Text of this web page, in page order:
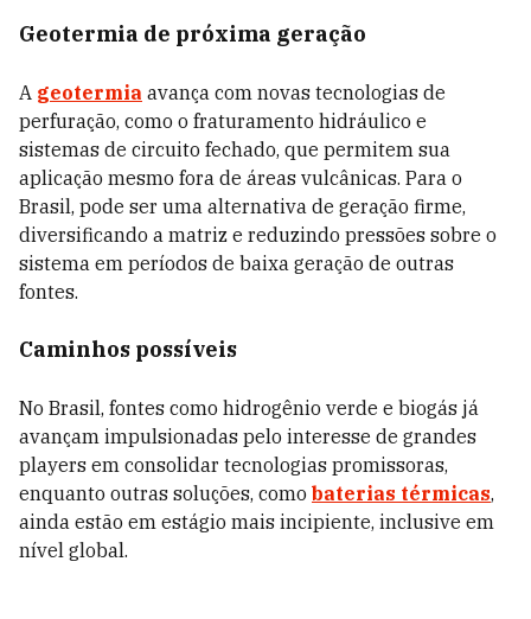
Geotermia de próxima geração
A geotermia avança com novas tecnologias de
perfuração, como o fraturamento hidráulico e
sistemas de circuito fechado, que permitem sua
aplicação mesmo fora de áreas vulcânicas. Para o
Brasil, pode ser uma alternativa de geração firme,
diversificando a matriz e reduzindo pressões sobre o
sistema em períodos de baixa geração de outras
fontes.
Caminhos possíveis
No Brasil, fontes como hidrogênio verde e biogás já
avançam impulsionadas pelo interesse de grandes
players em consolidar tecnologias promissoras,
enquanto outras soluções, como baterias térmicas,
ainda estão em estágio mais incipiente, inclusive em
nível global.